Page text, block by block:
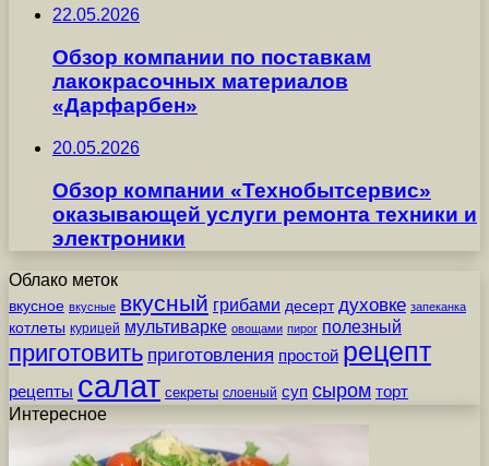
22.05.2026
Обзор компании по поставкам
лакокрасочных материалов
«Дарфарбен»
20.05.2026
Обзор компании «Технобытсервис»
оказывающей услуги ремонта техники и
электроники
Облако меток
вкусное вкусные вкусный грибами десерт духовке запеканка
котлеты курицей мультиварке овощами пирог полезный
приготовить приготовления простой рецепт
рецепты салат секреты слоеный суп сыром торт
Интересное